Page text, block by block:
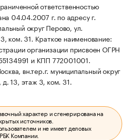
ответственностью
04.04.2007 г. по адресу г.
округ Перово, ул.
ком. 31. Краткое наименование:
организации присвоен ОГРН
и КПП 772001001.
вн.тер.г. муниципальный округ
13, этаж 3, ком. 31.
характер и сгенерирована на
источников.
и не имеет деловых
Компании.